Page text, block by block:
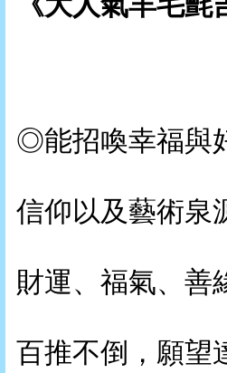
◎能招喚幸福與
信仰以及藝術
財運、福氣、
百推不倒，願